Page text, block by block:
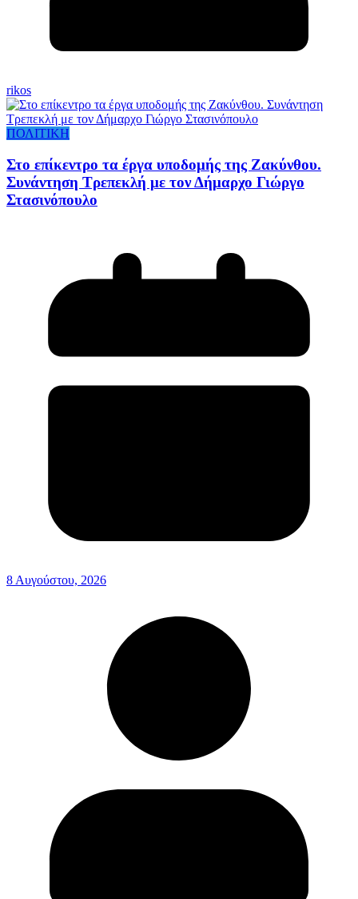
rikos
ΠΟΛΙΤΙΚΗ
Στο επίκεντρο τα έργα υποδομής της Ζακύνθου.
Συνάντηση Τρεπεκλή με τον Δήμαρχο Γιώργο
Στασινόπουλο
8 Αυγούστου, 2026